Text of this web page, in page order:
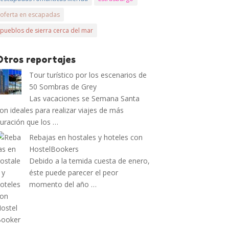
oferta en escapadas
pueblos de sierra cerca del mar
reportajes
Tour turístico por los escenarios de
50 Sombras de Grey
Las vacaciones se Semana Santa
ideales para realizar viajes de más
que los …
Rebajas en hostales y hoteles con
HostelBookers
Debido a la temida cuesta de enero,
éste puede parecer el peor
momento del año …